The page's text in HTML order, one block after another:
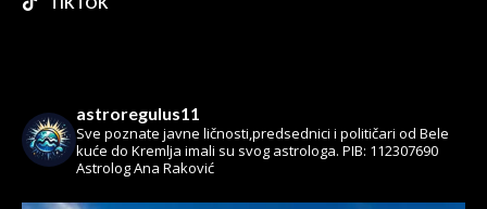
astroregulus11
Sve poznate javne ličnosti,predsednici i političari od Bele
kuće do Kremlja imali su svog astrologa. PIB: 112307690
Astrolog Ana Raković